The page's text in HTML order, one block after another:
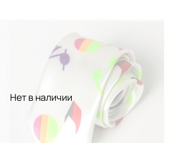
Нет в наличии